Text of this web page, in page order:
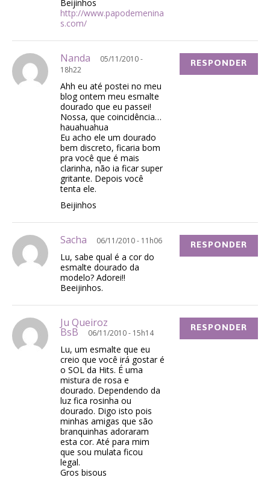
Beijinhos
http://www.papodemenina
s.com/
Nanda
05/11/2010 -
18h22
Ahh eu até postei no meu
blog ontem meu esmalte
dourado que eu passei!
Nossa, que coincidência…
hauahuahua
Eu acho ele um dourado
bem discreto, ficaria bom
pra você que é mais
clarinha, não ia ficar super
gritante. Depois você
tenta ele.
Beijinhos
RESPONDER
Sacha 06/11/2010 - 11h06
Lu, sabe qual é a cor do
esmalte dourado da
modelo? Adorei!!
Beeijinhos.
RESPONDER
Ju Queiroz
BsB 06/11/2010 - 15h14
Lu, um esmalte que eu
creio que você irá gostar é
o SOL da Hits. É uma
mistura de rosa e
dourado. Dependendo da
luz fica rosinha ou
dourado. Digo isto pois
minhas amigas que são
branquinhas adoraram
esta cor. Até para mim
que sou mulata ficou
legal.
Gros bisous
RESPONDER